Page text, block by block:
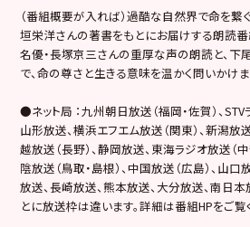
（番組概要が入れば）過酷な自然界で命を繋
垣栄洋さんの著書をもとにお届けする朗読番
名優・長塚京三さんの重厚な声の朗読と、下
で、命の尊さと生きる意味を温かく問いかけま
●ネット局 ：九州朝日放送（福岡・佐賀）、STV
山形放送、横浜エフエム放送（関東）、新潟放
越放送（長野）、静岡放送、東海ラジオ放送（中
陰放送（鳥取・島根）、中国放送（広島）、山口
放送、長崎放送、熊本放送、大分放送、南日
とに放送枠は違います。詳細は番組HPをご覧